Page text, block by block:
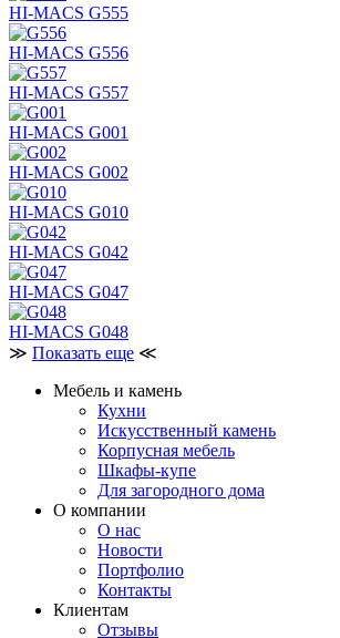
HI-MACS G555
HI-MACS G556
HI-MACS G557
HI-MACS G001
HI-MACS G002
HI-MACS G010
HI-MACS G042
HI-MACS G047
HI-MACS G048
≫ Показать еще ≪
Мебель и камень
Кухни
Искусственный камень
Корпусная мебель
Шкафы-купе
Для загородного дома
О компании
О нас
Новости
Портфолио
Контакты
Клиентам
Отзывы